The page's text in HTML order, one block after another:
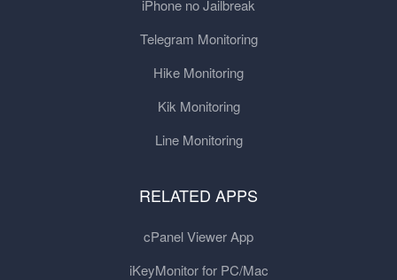
iPhone no Jailbreak
Telegram Monitoring
Hike Monitoring
Kik Monitoring
Line Monitoring
RELATED APPS
cPanel Viewer App
iKeyMonitor for PC/Mac